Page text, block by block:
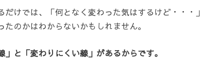
けでは、「何となく変わった気はするけど・・・」
のかはわからないかもしれません。
と「変わりにくい線」があるからです。